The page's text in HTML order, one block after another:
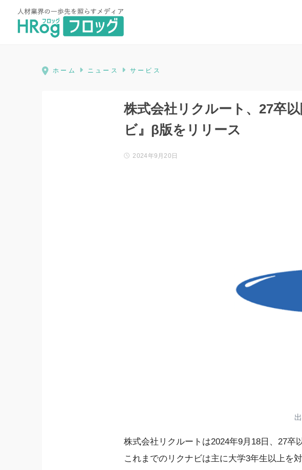
HRog | 人材業界の一歩先を照らすメディア
ホーム ニュース サービス
株式会社リクルート、27卒
ビ』β版をリリース
2024年9月20日
株式会社リクルートは2024年9月18日、27卒
これまでのリクナビは主に大学3年生以上を